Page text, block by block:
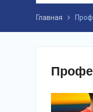
Главная